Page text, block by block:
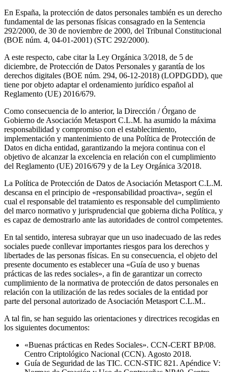
En España, la protección de datos personales también es un derecho
fundamental de las personas físicas consagrado en la Sentencia
292/2000, de 30 de noviembre de 2000, del Tribunal Constitucional
(BOE núm. 4, 04-01-2001) (STC 292/2000).
A este respecto, cabe citar la Ley Orgánica 3/2018, de 5 de
diciembre, de Protección de Datos Personales y garantía de los
derechos digitales (BOE núm. 294, 06-12-2018) (LOPDGDD), que
tiene por objeto adaptar el ordenamiento jurídico español al
Reglamento (UE) 2016/679.
Como consecuencia de lo anterior, la Dirección / Órgano de
Gobierno de Asociación Metasport C.L.M. ha asumido la máxima
responsabilidad y compromiso con el establecimiento,
implementación y mantenimiento de una Política de Protección de
Datos en dicha entidad, garantizando la mejora continua con el
objetivo de alcanzar la excelencia en relación con el cumplimiento
del Reglamento (UE) 2016/679 y de la Ley Orgánica 3/2018.
La Política de Protección de Datos de Asociación Metasport C.L.M.
descansa en el principio de «responsabilidad proactiva», según el
cual el responsable del tratamiento es responsable del cumplimiento
del marco normativo y jurisprudencial que gobierna dicha Política, y
es capaz de demostrarlo ante las autoridades de control competentes.
En tal sentido, interesa subrayar que un uso inadecuado de las redes
sociales puede conllevar importantes riesgos para los derechos y
libertades de las personas físicas. En su consecuencia, el objeto del
presente documento es establecer una «Guía de uso y buenas
prácticas de las redes sociales», a fin de garantizar un correcto
cumplimiento de la normativa de protección de datos personales en
relación con la utilización de las redes sociales de la entidad por
parte del personal autorizado de Asociación Metasport C.L.M..
A tal fin, se han seguido las orientaciones y directrices recogidas en
los siguientes documentos:
«Buenas prácticas en Redes Sociales». CCN-CERT BP/08.
Centro Criptológico Nacional (CCN). Agosto 2018.
Guía de Seguridad de las TIC. CCN-STIC 821. Apéndice V: